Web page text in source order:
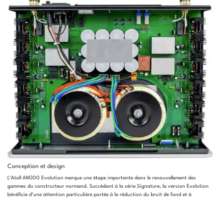
Conception et design
L’Atoll AM300 Evolution marque une étape importante dans le renouvellement des
gammes du constructeur normand. Succédant à la série Signature, la version Evolution
bénéficie d’une attention particulière portée à la réduction du bruit de fond et à